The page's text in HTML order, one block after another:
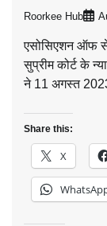
Roorkee Hub
एसोसिएशन ऑफ
सुप्रीम कोर्ट के
ने 11 अगस्त
Share this:
X